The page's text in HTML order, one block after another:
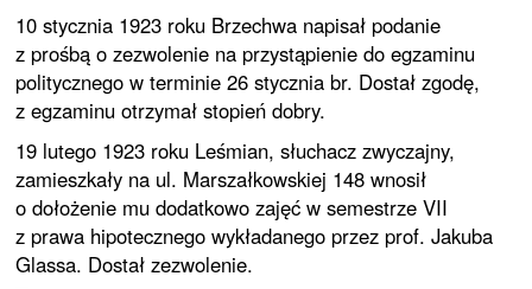
10 stycznia 1923 roku Brzechwa napisał podanie
z prośbą o zezwolenie na przystąpienie do egzaminu
politycznego w terminie 26 stycznia br. Dostał zgodę,
z egzaminu otrzymał stopień dobry.
19 lutego 1923 roku Leśmian, słuchacz zwyczajny,
zamieszkały na ul. Marszałkowskiej 148 wnosił
o dołożenie mu dodatkowo zajęć w semestrze VII
z prawa hipotecznego wykładanego przez prof. Jakuba
Glassa. Dostał zezwolenie.